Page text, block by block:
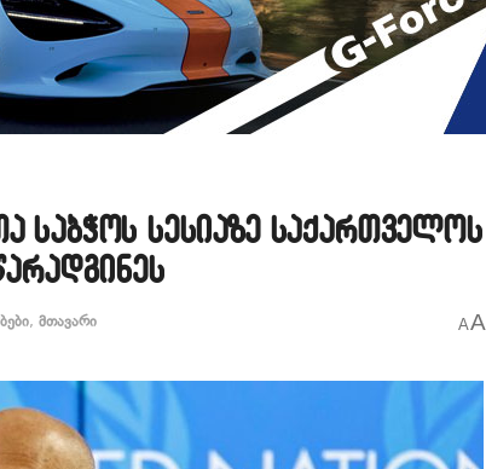
საბჭოს სესიაზე საქართველოს
, მთავარი AA